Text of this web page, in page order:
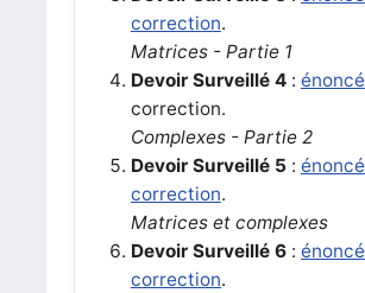
correction.
Matrices - Partie 1
Devoir Surveillé 4: énoncé
correction.
Complexes - Partie 2
Devoir Surveillé 5 : énoncé
correction.
Matrices et complexes
Devoir Surveillé 6: énoncé
correction.